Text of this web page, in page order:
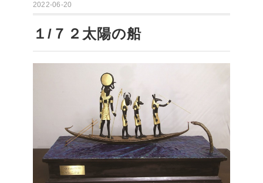
2022-06-20
１/７２太陽の船